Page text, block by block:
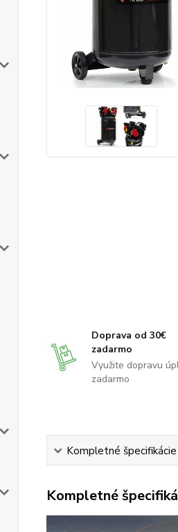
Doprava od 30€
zadarmo
Využite dopravu
zadarmo
Kompletné špecifikácie
Kompletné